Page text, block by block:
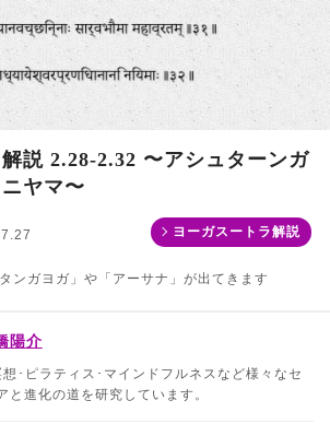
説 2.28-2.32 〜アシュターンガ
ヤマ〜
ヨーガスートラ解説
ンガヨガ」や「アーサナ」が出てきます
陽介
想･ピラティス･マインドフルネスなど様々なセ
と進化の道を研究しています。